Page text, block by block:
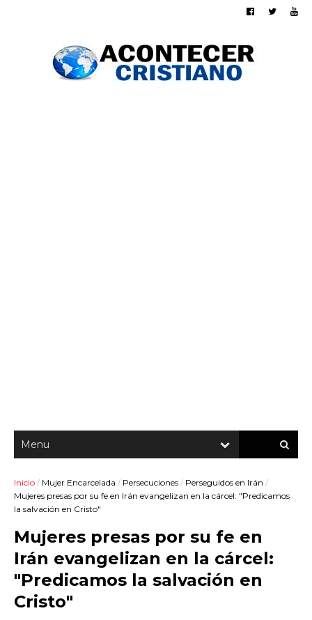
Inicio / Mujer Encarcelada / Persecuciones / Perseguidos en Irán /
Mujeres presas por su fe en Irán evangelizan en la cárcel: "Predicamos
la salvación en Cristo"
Mujeres presas por su fe en
Irán evangelizan en la cárcel:
"Predicamos la salvación en
Cristo"